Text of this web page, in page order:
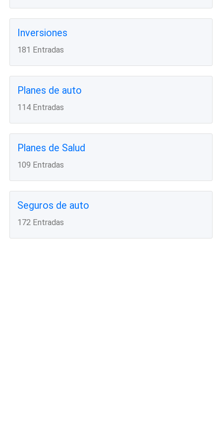
Inversiones
181 Entradas
Planes de auto
114 Entradas
Planes de Salud
109 Entradas
Seguros de auto
172 Entradas